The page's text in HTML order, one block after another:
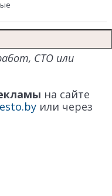
СТО или
на сайте
или через